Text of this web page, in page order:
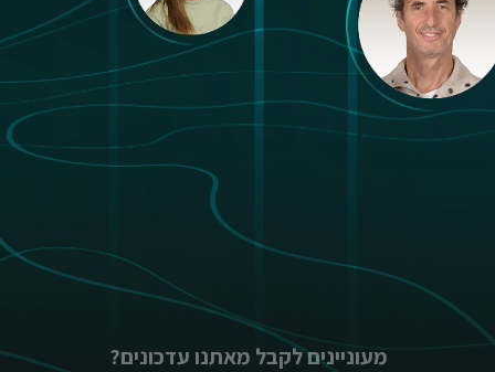
מעוניינים לקבל מאתנו עדכונים?